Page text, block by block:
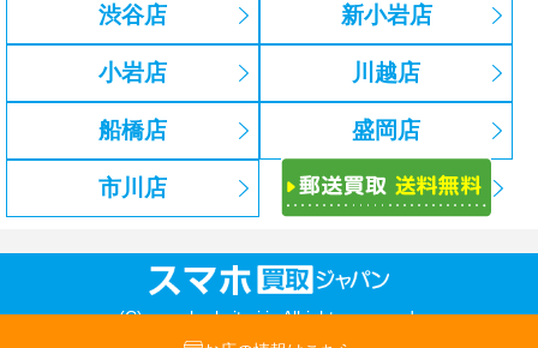
渋谷店 新小岩店
小岩店 川越店
船橋店 盛岡店
市川店
(C) sumaho-kaitori.jp Allrights reserved.